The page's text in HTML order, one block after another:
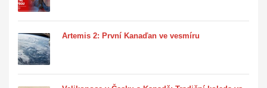
Artemis 2: První Kanaďan ve vesmíru